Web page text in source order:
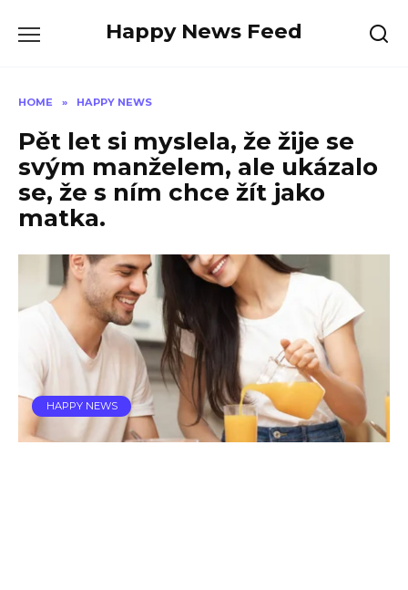
Happy News Feed
HOME » HAPPY NEWS
Pět let si myslela, že žije se
svým manželem, ale ukázalo
se, že s ním chce žít jako
matka.
HAPPY NEWS